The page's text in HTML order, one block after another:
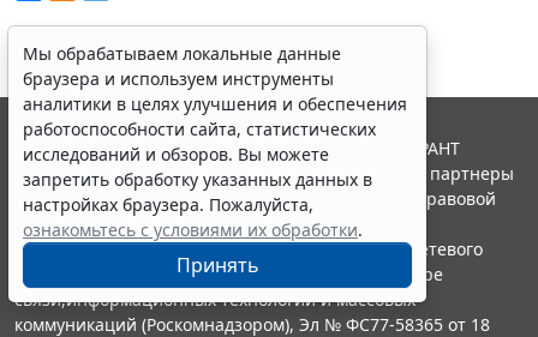
Мы обрабатываем локальные данные
браузера и используем инструменты
аналитики в целях улучшения и обеспечения
работоспособности сайта, статистических
исследований и обзоров. Вы можете
запретить обработку указанных данных в
настройках браузера. Пожалуйста,
ознакомьтесь с условиями их обработки.
Принять
© ООО "НПП "ГАРАНТ-СЕРВИС", 2026. Система ГАРАНТ
выпускается с 1990 года. Компания "Гарант" и ее партнеры
являются участниками Российской ассоциации правовой
информации ГАРАНТ.
Портал ГАРАНТ.РУ зарегистрирован в качестве сетевого
издания Федеральной службой по надзору в сфере
связи,информационных технологий и массовых
коммуникаций (Роскомнадзором), Эл № ФС77-58365 от 18